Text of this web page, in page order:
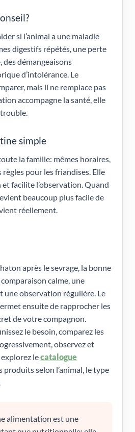
si l’animal a une maladie
digestifs répétés, une perte
des démangeaisons
d’intolérance. Le
mais il ne remplace pas
accompagne la santé, elle
simple
la famille: mêmes horaires,
règles pour les friandises. Elle
et facilite l’observation. Quand
beaucoup plus facile de
réellement.
après le sevrage, la bonne
calme, une
observation régulière. Le
ensuite de rapprocher les
de votre compagnon.
le besoin, comparez les
observez et
lecatalogue
produits selon l’animal, le type
alimentation est une